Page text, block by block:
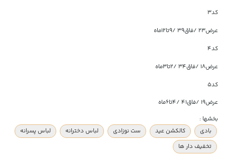
کد3
عرض۲۳ /فاق۳۹ /۹تا۱۲ماه
کد4
عرض۱۸ /فاق۳۴ /۲تا۳ماه
کد5
عرض۱۹ /فاق۴۱ /۴تا۶ماه
بخشها :
بادی
کالکشن عید ست نوزادی لباس دخترانه
لباس پسرانه
تخفیف دار ها